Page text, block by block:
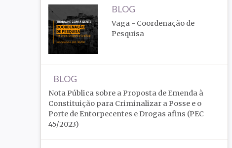
BLOG
Vaga - Coordenação de
Pesquisa
BLOG
Nota Pública sobre a Proposta de Emenda à
Constituição para Criminalizar a Posse e o
Porte de Entorpecentes e Drogas afins (PEC
45/2023)